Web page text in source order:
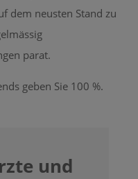
dem neusten Stand zu
parat.
geben Sie 100 %.
und